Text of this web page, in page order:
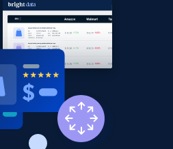
from shop's URL
inventory id, Title, Rating,
count item, Initial
Jetzt anfangen